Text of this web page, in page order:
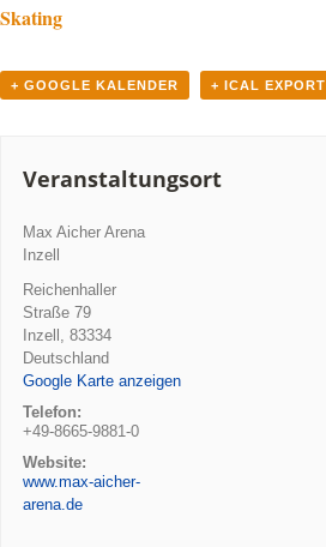
Skating
+ GOOGLE KALENDER + ICAL EXPORT
Veranstaltungsort
Max Aicher Arena
Inzell
Reichenhaller
Straße 79
Inzell , 83334
Deutschland
Google Karte anzeigen
Telefon:
+49-8665-9881-0
Website:
www.max-aicher-
arena.de